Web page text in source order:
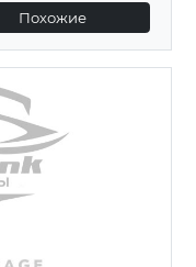
Похожие